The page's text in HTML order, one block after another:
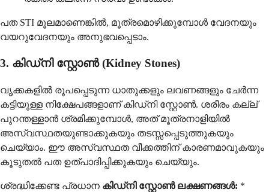
പത STI മൂലമാണെങ്കിൽ, മൂത്രമൊഴിക്കുമ്പോൾ വേദനയും
വയറുവേദനയും അനുഭവപ്പെടാം.
3. കിഡ്നി സ്റ്റോൺ (Kidney Stones)
വൃക്കകളിൽ രൂപപ്പെടുന്ന ധാതുക്കളും ലവണങ്ങളും ചേർന്ന
കട്ടിയുള്ള നിക്ഷേപങ്ങളാണ് കിഡ്നി സ്റ്റോൺ. ശരീരം കല്ല്
പുറന്തള്ളാൻ ശ്രമിക്കുമ്പോൾ, അത് മൂത്രനാളിയിൽ
അസ്വസ്ഥതയുണ്ടാക്കുകയും തടസ്സപ്പെടുത്തുകയും
ചെയ്യാം. ഈ അസ്വസ്ഥത വീക്കത്തിന് കാരണമാവുകയും
കൂടുതൽ പത ഉത്പാദിപ്പിക്കുകയും ചെയ്യും.
ശ്രദ്ധിക്കേണ്ട പ്രധാന കിഡ്നി സ്റ്റോൺ ലക്ഷണങ്ങൾ: *